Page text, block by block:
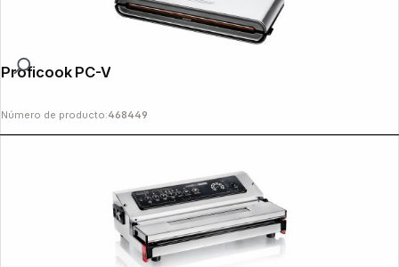
Proficook PC-VK 1080 PC
Número de producto:468449